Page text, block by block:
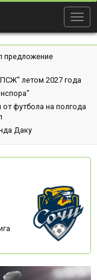
предложение
летом 2027 года
футбола на полгода
Даку